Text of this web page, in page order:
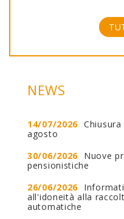
NEWS
14/07/2026
agosto
30/06/2026 Nuove
pensionistiche
26/06/2026
all'idoneità alla
automatiche